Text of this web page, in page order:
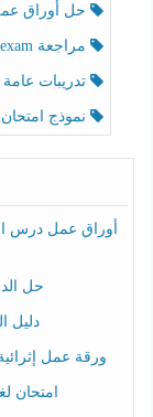
حل أوراق عمل
مراجعة Preparation for the Final exam اللغة الإنجليزية الصف الرابع الفصل الثالث
تدريبات عامة
نموذج امتحان
أوراق عمل درس
حل
دليل
ورقة عمل
امتحان